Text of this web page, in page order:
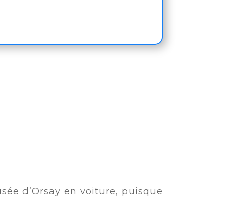
d’Orsay en voiture, puisque